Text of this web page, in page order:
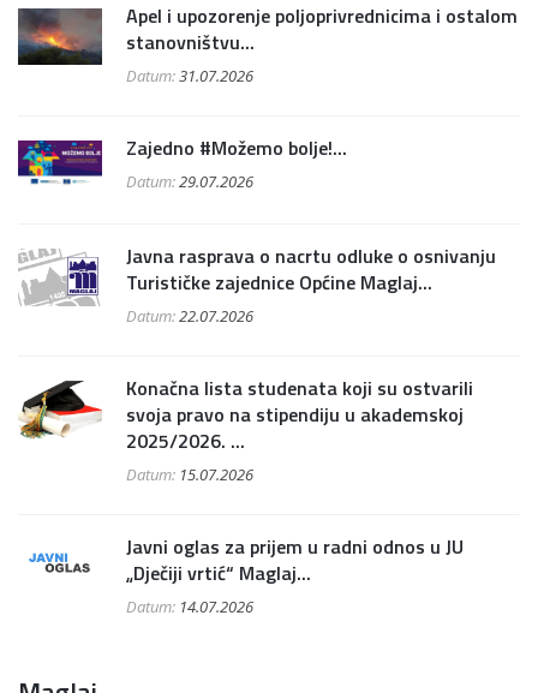
Apel i upozorenje poljoprivrednicima i ostalom
stanovništvu...
Datum:31.07.2026
Zajedno #Možemo bolje!...
Datum:29.07.2026
Javna rasprava o nacrtu odluke o osnivanju
Turističke zajednice Općine Maglaj...
Datum:22.07.2026
Konačna lista studenata koji su ostvarili
svoja pravo na stipendiju u akademskoj
2025/2026. ...
Datum: 15.07.2026
Javni oglas za prijem u radni odnos u JU
„Dječiji vrtić“ Maglaj...
Datum: 14.07.2026